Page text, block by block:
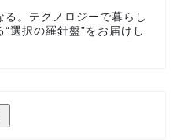
。テクノロジーで暮らし
選択の羅針盤”をお届けし